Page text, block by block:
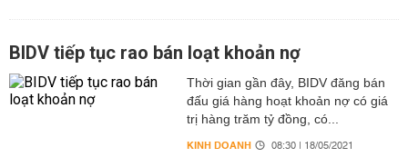
BIDV tiếp tục rao bán loạt khoản nợ
Thời gian gần đây, BIDV đăng bán
đấu giá hàng hoạt khoản nợ có giá
trị hàng trăm tỷ đồng, có...
KINH DOANH 08:30 | 18/05/2021